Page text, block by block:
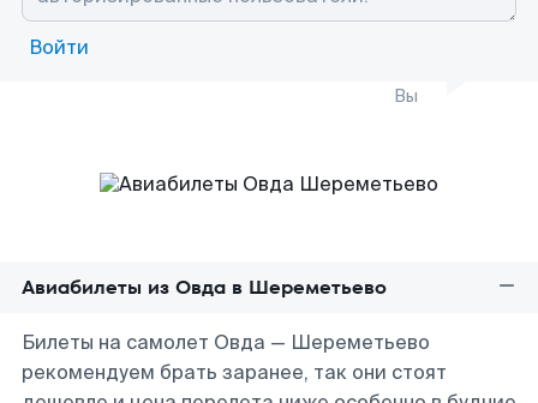
Войти
Вы
Авиабилеты из Овда в Шереметьево
Билеты на самолет Овда — Шереметьево
рекомендуем брать заранее, так они стоят